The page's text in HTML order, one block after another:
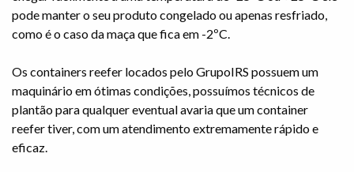
pode manter o seu produto congelado ou apenas resfriado,
como é o caso da maça que fica em -2ºC.
Os containers reefer locados pelo GrupoIRS possuem um
maquinário em ótimas condições, possuímos técnicos de
plantão para qualquer eventual avaria que um container
reefer tiver, com um atendimento extremamente rápido e
eficaz.